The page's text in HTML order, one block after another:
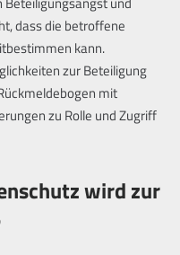
dass die betroffene
kann.
zur Beteiligung
mit
zu Rolle und Zugriff
wird zur